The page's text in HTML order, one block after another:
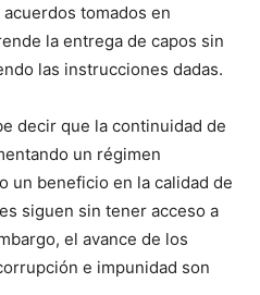
tomados en
la entrega de capos sin
las instrucciones dadas.
decir que la continuidad de
un régimen
un beneficio en la calidad de
siguen sin tener acceso a
el avance de los
e impunidad son